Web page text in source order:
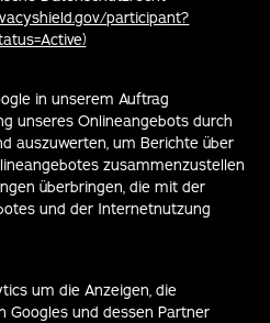
participant?
in unserem Auftrag
unseres Onlineangebots durch
auszuwerten, um Berichte über
zusammenzustellen
überbringen, die mit der
und der Internetnutzung
um die Anzeigen, die
Googles und dessen Partner